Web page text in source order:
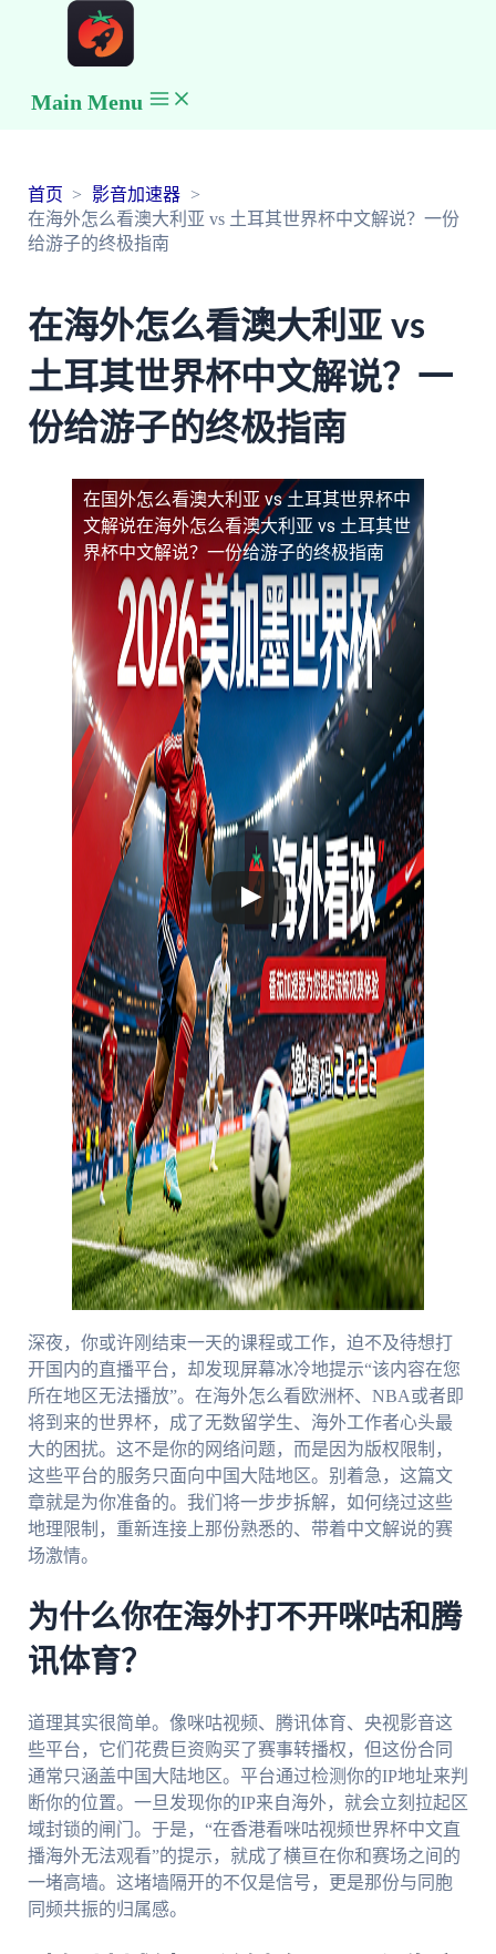
Main Menu
首页
影音加速器
在海外怎么看澳大利亚 vs 土耳其世界杯中文解说？一份
给游子的终极指南
在海外怎么看澳大利亚 vs
土耳其世界杯中文解说？一
份给游子的终极指南
在国外怎么看澳大利亚 vs 土耳其世界杯中
文解说在海外怎么看澳大利亚 vs 土耳其世
界杯中文解说？一份给游子的终极指南
深夜，你或许刚结束一天的课程或工作，迫不及待想打
开国内的直播平台，却发现屏幕冰冷地提示“该内容在您
所在地区无法播放”。在海外怎么看欧洲杯、NBA或者即
将到来的世界杯，成了无数留学生、海外工作者心头最
大的困扰。这不是你的网络问题，而是因为版权限制，
这些平台的服务只面向中国大陆地区。别着急，这篇文
章就是为你准备的。我们将一步步拆解，如何绕过这些
地理限制，重新连接上那份熟悉的、带着中文解说的赛
场激情。
为什么你在海外打不开咪咕和腾
讯体育？
道理其实很简单。像咪咕视频、腾讯体育、央视影音这
些平台，它们花费巨资购买了赛事转播权，但这份合同
通常只涵盖中国大陆地区。平台通过检测你的IP地址来判
断你的位置。一旦发现你的IP来自海外，就会立刻拉起区
域封锁的闸门。于是，“在香港看咪咕视频世界杯中文直
播海外无法观看”的提示，就成了横亘在你和赛场之间的
一堵高墙。这堵墙隔开的不仅是信号，更是那份与同胞
同频共振的归属感。